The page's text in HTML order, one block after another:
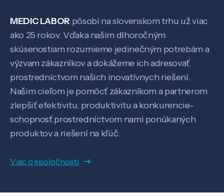
Know-how
O nás
Kontakt
SK
MEDIC LABOR pôsobí na slovenskom trhu už viac
ako 25 rokov. Vďaka našim dlhoročným
skúsenostiam rozumieme jedinečným potrebám a
výzvam zákazníkov a dokážeme ich adresovať
prostredníctvom našich inovatívnych riešení.
Našim cieľom je pomôcť zákazníkom a partnerom
zlepšiť efektivitu, produktivitu a konkurencie-
schopnosť prostredníctvom nami ponúkaných
produktov a riešení na kľúč.
Viac o spoločnosti